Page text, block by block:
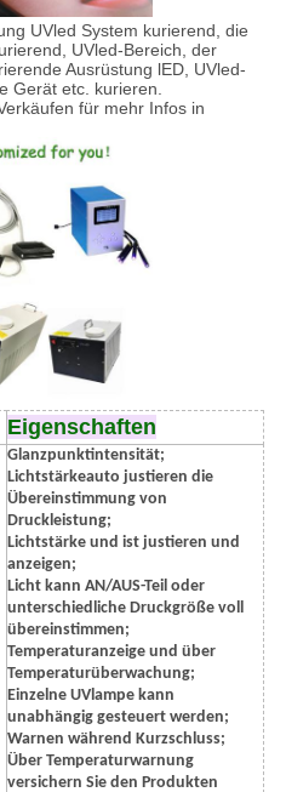
UVled System kurierend, die
UVled-Bereich, der
Ausrüstung lED, UVled-
Gerät etc. kurieren.
für mehr Infos in
Eigenschaften
Glanzpunktintensität;
Lichtstärkeauto justieren die
Übereinstimmung von
Druckleistung;
Lichtstärke und ist justieren und
anzeigen;
Licht kann AN/AUS-Teil oder
unterschiedliche Druckgröße voll
übereinstimmen;
Temperaturanzeige und über
Temperaturüberwachung;
Einzelne UVlampe kann
unabhängig gesteuert werden;
Warnen während Kurzschluss;
Über Temperaturwarnung
versichern Sie den Produkten